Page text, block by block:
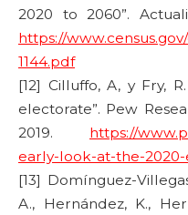
2020 to 2060”.
https://
1144.pdf
[12] Cilluffo, A, y Fry,
electorate”. Pew
2019. https://
early-look-at-the-
[13] Domínguez-
A., Hernández, K.,